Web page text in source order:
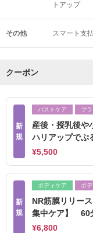
トアップ
その他 スマート支
クーポン
新
規
バストケア ブ
産後・授乳後や
ハリアップでぷ
¥5,500
新
規
ボディケア ボデ
NR筋膜リリー
集中ケア】 60
¥6,800